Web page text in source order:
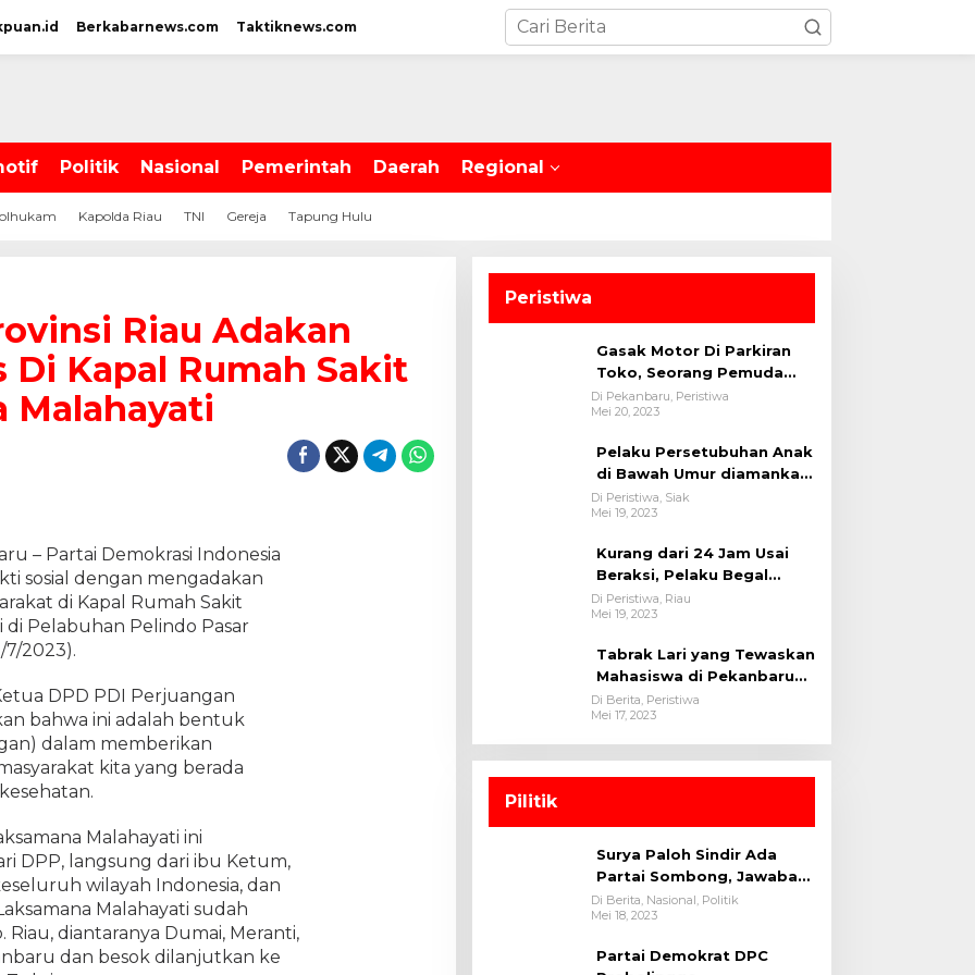
Berkabarnews.com Taktiknews.com
Politik Nasional Pemerintah Daerah Regional
Kapolda Riau TNI Gereja Tapung Hulu
Riau Adakan
Di Kapal Rumah Sakit
Malahayati
– Partai Demokrasi Indonesia
sosial dengan mengadakan
di Kapal Rumah Sakit
di Pelabuhan Pelindo Pasar
7/2023).
DPD PDI Perjuangan
bahwa ini adalah bentuk
dalam memberikan
kita yang berada
Malahayati ini
DPP, langsung dari ibu Ketum,
wilayah Indonesia, dan
Malahayati sudah
Riau, diantaranya Dumai, Meranti,
dan besok dilanjutkan ke
Peristiwa
Gasak Motor Di Parkiran
Toko, Seorang Pemuda
Diamankan Polsek Bukit
Raya
Di Pekanbaru, Peristiwa
Mei 20, 2023
Pelaku Persetubuhan Anak
di Bawah Umur diamankan
oleh tim Opsnal Polsek
Tualang-Polres Siak-Polda
Di Peristiwa, Siak
Mei 19, 2023
Kurang dari 24 Jam Usai
Beraksi, Pelaku Begal
Berhasil Di Bekuk
Satreskrim Polres
Di Peristiwa, Riau
Mei 19, 2023
Tabrak Lari yang Tewaskan
Mahasiswa di Pekanbaru
Ditangkap Polisi
Di Berita, Peristiwa
Mei 17, 2023
Pilitik
Surya Paloh Sindir Ada
Partai Sombong, Jawaban
Megawati
Di Berita, Nasional, Politik
Mei 18, 2023
Partai Demokrat DPC